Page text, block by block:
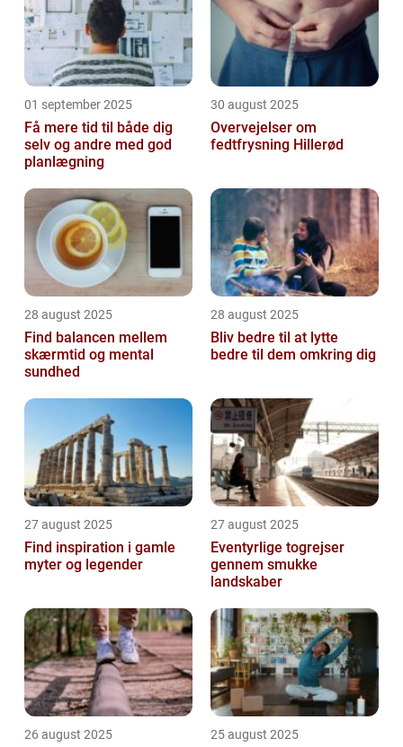
01 september 2025
Få mere tid til både dig
selv og andre med god
planlægning
30 august 2025
Overvejelser om
fedtfrysning Hillerød
28 august 2025
Find balancen mellem
skærmtid og mental
sundhed
28 august 2025
Bliv bedre til at lytte
bedre til dem omkring dig
27 august 2025
Find inspiration i gamle
myter og legender
27 august 2025
Eventyrlige togrejser
gennem smukke
landskaber
26 august 2025 25 august 2025